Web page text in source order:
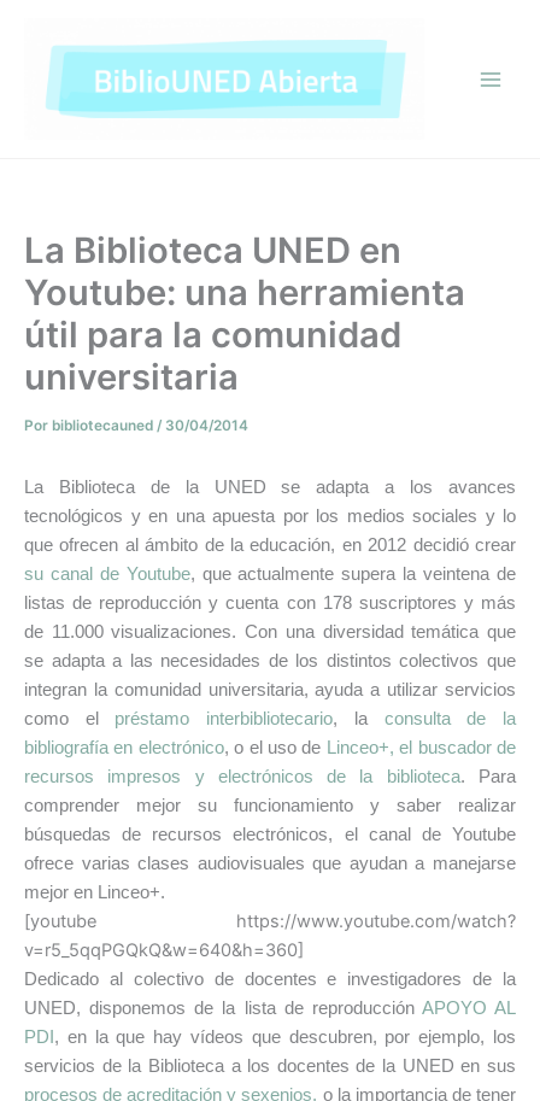
contenido
La Biblioteca UNED en
Youtube: una herramienta
útil para la comunidad
universitaria
Por bibliotecauned / 30/04/2014
La Biblioteca de la UNED se adapta a los avances
tecnológicos y en una apuesta por los medios sociales y lo
que ofrecen al ámbito de la educación, en 2012 decidió crear
su canal de Youtube, que actualmente supera la veintena de
listas de reproducción y cuenta con 178 suscriptores y más
de 11.000 visualizaciones. Con una diversidad temática que
se adapta a las necesidades de los distintos colectivos que
integran la comunidad universitaria, ayuda a utilizar servicios
como el préstamo interbibliotecario, la consulta de la
bibliografía en electrónico, o el uso de Linceo+, el buscador de
recursos impresos y electrónicos de la biblioteca. Para
comprender mejor su funcionamiento y saber realizar
búsquedas de recursos electrónicos, el canal de Youtube
ofrece varias clases audiovisuales que ayudan a manejarse
mejor en Linceo+.
[youtube https://www.youtube.com/watch?
v=r5_5qqPGQkQ&w=640&h=360]
Dedicado al colectivo de docentes e investigadores de la
UNED, disponemos de la lista de reproducción APOYO AL
PDI, en la que hay vídeos que descubren, por ejemplo, los
servicios de la Biblioteca a los docentesde la UNED en sus
procesos de acreditación y sexenios, o la importancia de tener